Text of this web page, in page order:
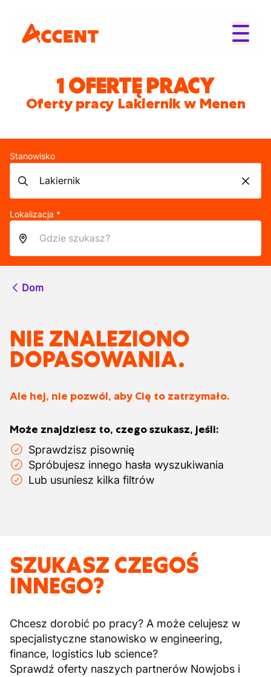
1 OFERTĘ PRACY
Oferty pracy Lakiernik w Menen
Stanowisko
Lokalizacja *
Dom
NIE ZNALEZIONO
DOPASOWANIA.
Ale hej, nie pozwól, aby Cię to zatrzymało.
Może znajdziesz to, czego szukasz, jeśli:
Sprawdzisz pisownię
Spróbujesz innego hasła wyszukiwania
Lub usuniesz kilka filtrów
SZUKASZ CZEGOŚ
INNEGO?
Chcesz dorobić po pracy? A może celujesz w
specjalistyczne stanowisko w engineering,
finance, logistics lub science?
Sprawdź oferty naszych partnerów Nowjobs i